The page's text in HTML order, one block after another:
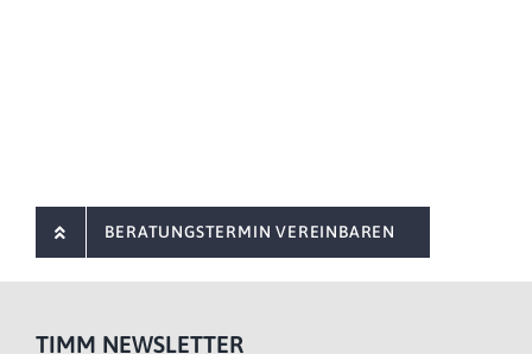
BERATUNGSTERMIN VEREINBAREN
TIMM NEWSLETTER